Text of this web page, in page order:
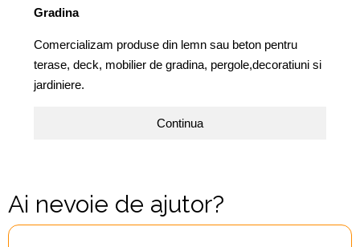
Gradina
Comercializam produse din lemn sau beton pentru
terase, deck, mobilier de gradina, pergole,decoratiuni si
jardiniere.
Continua
Ai nevoie de ajutor?